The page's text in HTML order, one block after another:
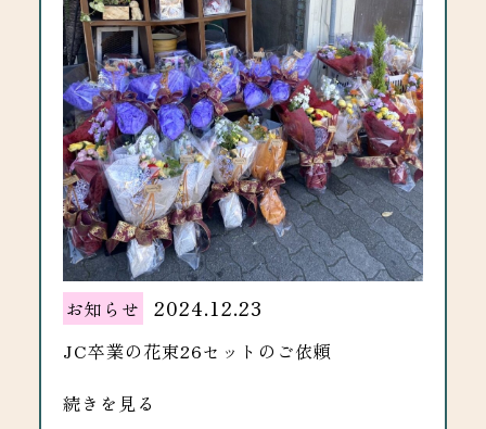
お知らせ 2024.12.23
JC卒業の花束26セットのご依頼
続きを見る